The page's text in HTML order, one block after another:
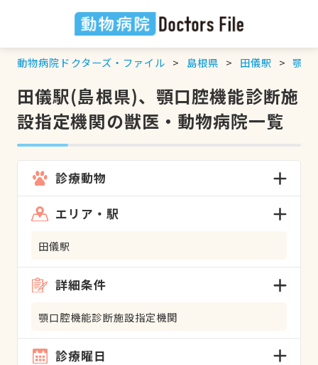
動物病院ドクターズ・ファイル 島根県 田儀駅 顎口
田儀駅(島根県)、顎口腔機能診断施
設指定機関の獣医・動物病院一覧
診療動物
エリア・駅
田儀駅
詳細条件
顎口腔機能診断施設指定機関
診療曜日